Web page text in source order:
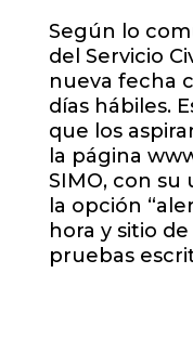
Según lo
del Servicio
nueva fecha
días hábiles.
que los
la página
SIMO, con su
la opción
hora y sitio
pruebas